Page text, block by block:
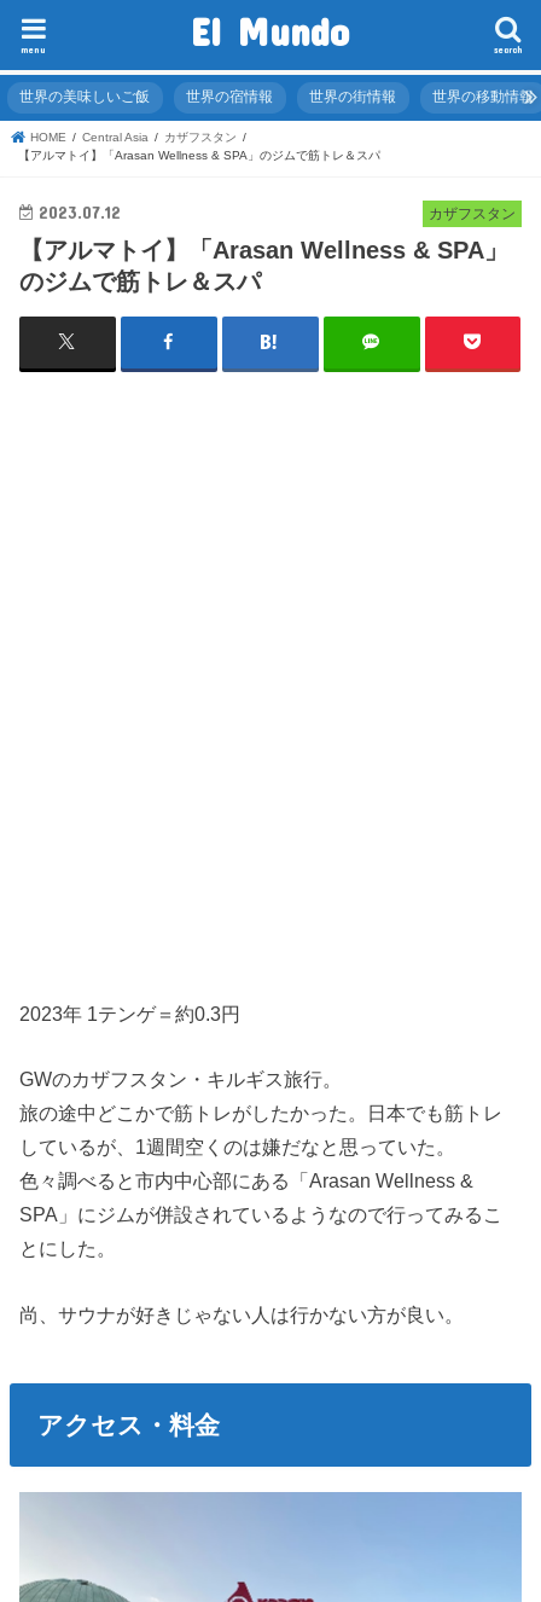
El Mundo search
menu
世界の美味しいご飯 世界の宿情報 世界の街情報 世界の移動情報
HOME Central Asia
カザフスタン
【アルマトイ】「Arasan Wellness & SPA」のジムで筋トレ＆スパ
カザフスタン
2023.07.12
【アルマトイ】「Arasan Wellness & SPA」
のジムで筋トレ＆スパ
2023年 1テンゲ＝約0.3円
GWのカザフスタン・キルギス旅行。
旅の途中どこかで筋トレがしたかった。日本でも筋トレ
しているが、1週間空くのは嫌だなと思っていた。
色々調べると市内中心部にある「Arasan Wellness &
SPA」にジムが併設されているようなので行ってみるこ
とにした。
尚、サウナが好きじゃない人は行かない方が良い。
アクセス・料金